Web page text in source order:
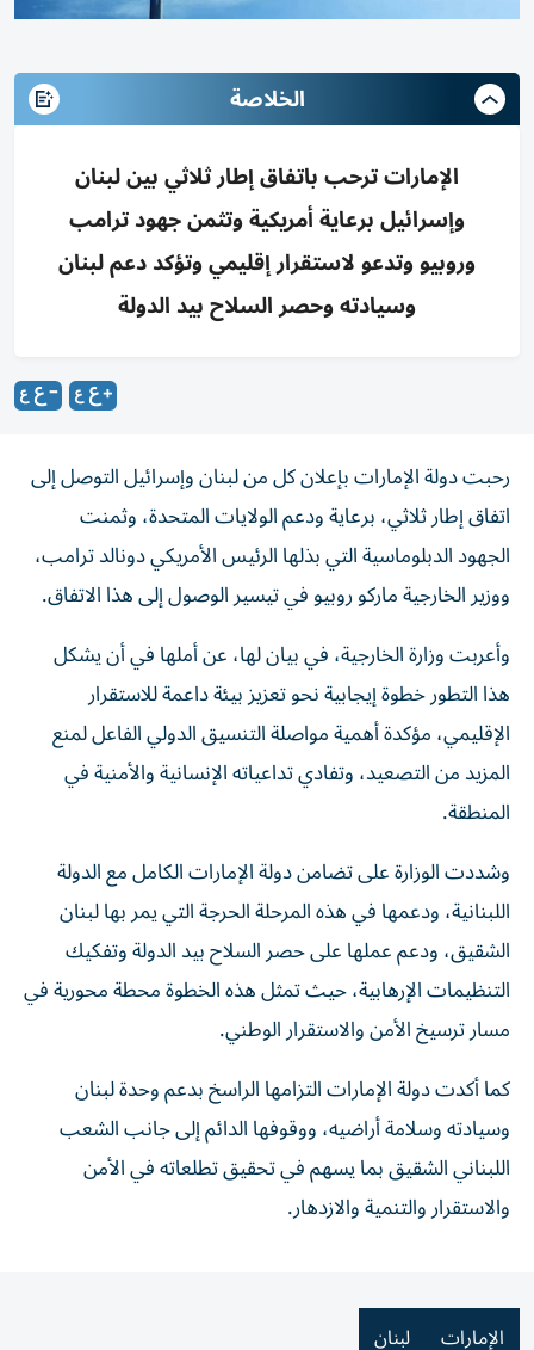
الخلاصة
الإمارات ترحب باتفاق إطار ثلاثي بين لبنان
وإسرائيل برعاية أمريكية وتثمن جهود ترامب
وروبيو وتدعو لاستقرار إقليمي وتؤكد دعم لبنان
وسيادته وحصر السلاح بيد الدولة
رحبت دولة الإمارات بإعلان كل من لبنان وإسرائيل التوصل إلى
اتفاق إطار ثلاثي، برعاية ودعم الولايات المتحدة، وثمنت
الجهود الدبلوماسية التي بذلها الرئيس الأمريكي دونالد ترامب،
ووزير الخارجية ماركو روبيو في تيسير الوصول إلى هذا الاتفاق.
وأعربت وزارة الخارجية، في بيان لها، عن أملها في أن يشكل
هذا التطور خطوة إيجابية نحو تعزيز بيئة داعمة للاستقرار
الإقليمي، مؤكدة أهمية مواصلة التنسيق الدولي الفاعل لمنع
المزيد من التصعيد، وتفادي تداعياته الإنسانية والأمنية في
المنطقة.
وشددت الوزارة على تضامن دولة الإمارات الكامل مع الدولة
اللبنانية، ودعمها في هذه المرحلة الحرجة التي يمر بها لبنان
الشقيق، ودعم عملها على حصر السلاح بيد الدولة وتفكيك
التنظيمات الإرهابية، حيث تمثل هذه الخطوة محطة محورية في
مسار ترسيخ الأمن والاستقرار الوطني.
كما أكدت دولة الإمارات التزامها الراسخ بدعم وحدة لبنان
وسيادته وسلامة أراضيه، ووقوفها الدائم إلى جانب الشعب
اللبناني الشقيق بما يسهم في تحقيق تطلعاته في الأمن
والاستقرار والتنمية والازدهار.
الإمارات لبنان